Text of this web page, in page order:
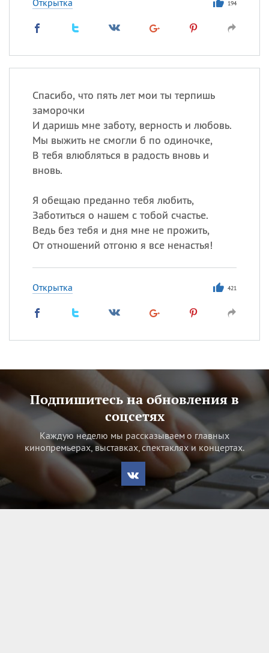
Открытка 194
Спасибо, что пять лет мои ты терпишь
заморочки
И даришь мне заботу, верность и любовь.
Мы выжить не смогли б по одиночке,
В тебя влюбляться в радость вновь и
вновь.
Я обещаю преданно тебя любить,
Заботиться о нашем с тобой счастье.
Ведь без тебя и дня мне не прожить,
От отношений отгоню я все ненастья!
Открытка 421
Подпишитесь на обновления в
соцсетях
Каждую неделю мы рассказываем о главных
кинопремьерах, выставках, спектаклях и концертах.